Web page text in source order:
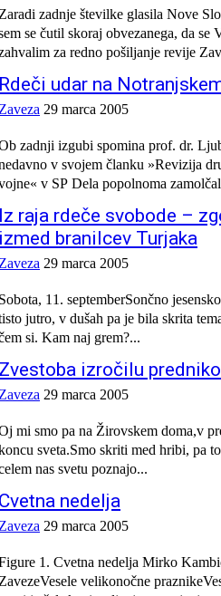
zadnje številke glasila Nove
se čutil skoraj obvezanega, da se
za redno pošiljanje revije
udar na
29 marca 2005
zadnji izgubi spomina prof. dr.
v svojem članku »Revizija
v SP Dela popolnoma
raja rdeče svobode –
branilcev Turjaka
29 marca 2005
11. septemberSončno
jutro, v dušah pa je bila skrita
si. Kam naj grem?...
izročilu
29 marca 2005
mi smo pa na Žirovskem doma,v
sveta.Smo skriti med hribi, pa
nas svetu poznajo...
nedelja
29 marca 2005
1. Cvetna nedelja Mirko
velikonočne